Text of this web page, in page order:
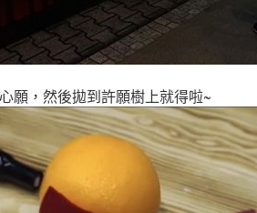
願，然後拋到許願樹上就得啦~